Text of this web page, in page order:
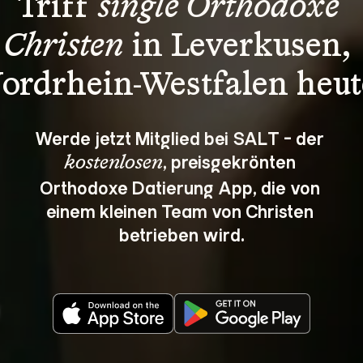
Triff single Orthodoxe
Christen in Leverkusen,
Westfalen
Werde jetzt Mitglied bei SALT - der
kostenlosen, preisgekrönten
Orthodoxe Datierung App, die von
einem kleinen Team von Christen
betrieben wird.